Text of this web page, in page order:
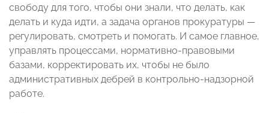
свободу для того, чтобы они знали, что делать, как
делать и куда идти, а задача органов прокуратуры —
регулировать, смотреть и помогать. И самое главное,
управлять процессами, нормативно-правовыми
базами, корректировать их, чтобы не было
административных дебрей в контрольно-надзорной
работе.